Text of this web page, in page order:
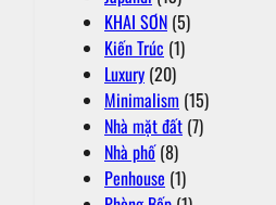
KHAI SƠN (5)
Kiến Trúc (1)
Luxury (20)
Minimalism (15)
Nhà mặt đất (7)
Nhà phố(8)
Penhouse (1)